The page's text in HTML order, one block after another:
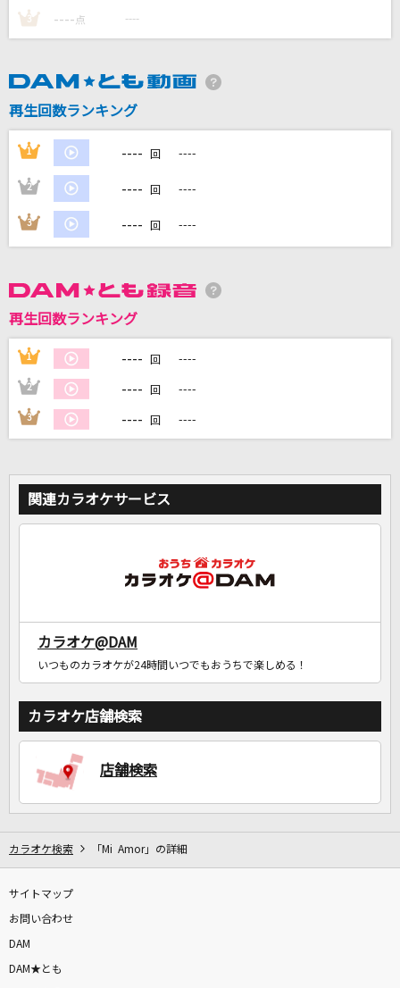
[生音]ハッピーエンド
ラムのラブソング
松谷祐子
DAMの新曲・ランキングなど
DAMに会員登録・ログインして
カラオケをもっと楽しもう！
3 ---- 点 ----
再生回数ランキング
1 ---- 回 ----
2 ---- 回 ----
3 ---- 回 ----
再生回数ランキング
1 ---- 回 ----
2 ---- 回 ----
3 ---- 回 ----
関連カラオケサービス
カラオケ@DAM
いつものカラオケが24時間いつでもおうちで楽しめる！
カラオケ店舗検索
店舗検索
カラオケ検索 「Mi Amor」の詳細
サイトマップ
お問い合わせ
DAM
DAM★とも